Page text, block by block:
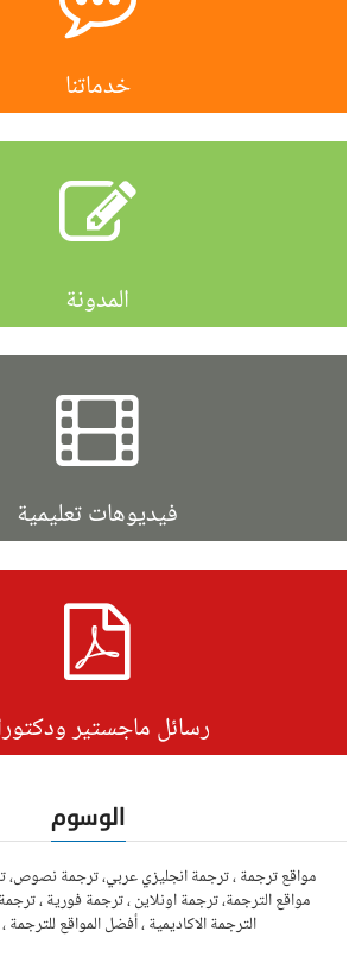
خدماتنا
المدونة
فيديوهات تعليمية
رسائل ماجستير
الوسوم
مواقع ترجمة ، ترجمة انجليزي عربي، ترجمة نصوص،
مواقع الترجمة، ترجمة اونلاين ، ترجمة فورية ،
الترجمة الاكاديمية ، أفضل المواقع للترجمة